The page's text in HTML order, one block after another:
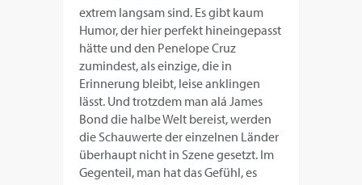
extrem langsam sind. Es gibt kaum
Humor, der hier perfekt hineingepasst
hätte und den Penelope Cruz
zumindest, als einzige, die in
Erinnerung bleibt, leise anklingen
lässt. Und trotzdem man alá James
Bond die halbe Welt bereist, werden
die Schauwerte der einzelnen Länder
überhaupt nicht in Szene gesetzt. Im
Gegenteil, man hat das Gefühl, es